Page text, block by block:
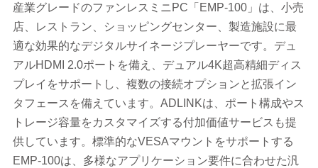
産業グレードのファンレスミニPC「EMP-100」は、小売
店、レストラン、ショッピングセンター、製造施設に最
適な効果的なデジタルサイネージプレーヤーです。デュ
アルHDMI 2.0ポートを備え、デュアル4K超高精細ディス
プレイをサポートし、複数の接続オプションと拡張イン
タフェースを備えています。ADLINKは、ポート構成やス
トレージ容量をカスタマイズする付加価値サービスも提
供しています。標準的なVESAマウントをサポートする
EMP-100は、多様なアプリケーション要件に合わせた汎